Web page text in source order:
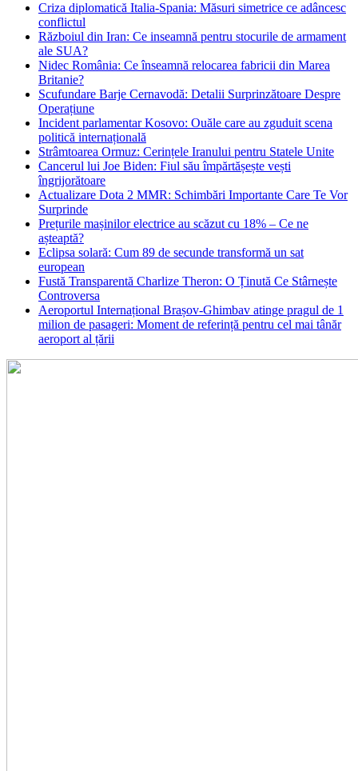
Criza diplomatică Italia-Spania: Măsuri simetrice ce adâncesc
conflictul
Războiul din Iran: Ce inseamnă pentru stocurile de armament
ale SUA?
Nidec România: Ce înseamnă relocarea fabricii din Marea
Britanie?
Scufundare Barje Cernavodă: Detalii Surprinzătoare Despre
Operațiune
Incident parlamentar Kosovo: Ouăle care au zguduit scena
politică internațională
Strâmtoarea Ormuz: Cerințele Iranului pentru Statele Unite
Cancerul lui Joe Biden: Fiul său împărtășește vești
îngrijorătoare
Actualizare Dota 2 MMR: Schimbări Importante Care Te Vor
Surprinde
Prețurile mașinilor electrice au scăzut cu 18% – Ce ne
așteaptă?
Eclipsa solară: Cum 89 de secunde transformă un sat
european
Fustă Transparentă Charlize Theron: O Ținută Ce Stârnește
Controversa
Aeroportul Internațional Brașov‑Ghimbav atinge pragul de 1
milion de pasageri: Moment de referință pentru cel mai tânăr
aeroport al țării